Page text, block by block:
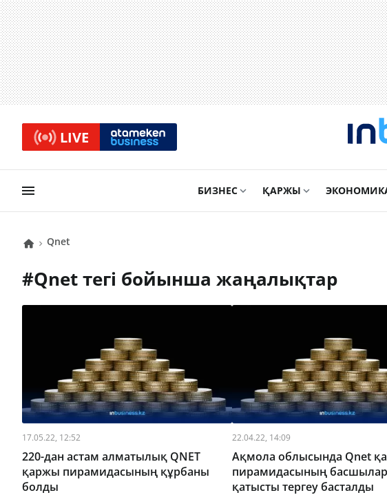
LIVE
БИЗНЕС ҚАРЖЫ
Qnet
# Qnetтегі бойынша жаңалықтар
17.05.22, 12:52
220-дан астам алматылық QNET
қаржы пирамидасының құрбаны
болды
22.04.22, 14:09
Ақмола облысында Qnet
пирамидасының
қатысты тергеу басталды